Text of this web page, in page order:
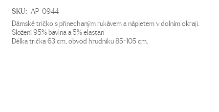
SKU: AP-0944
Dámské tričko s přinechaným rukávem a nápletem v dolním okraji.
Složení 95% bavlna a 5% elastan
Délka trička 63 cm, obvod hrudníku 85-105 cm.